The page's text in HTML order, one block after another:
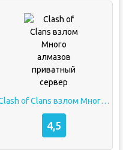
Clash of Clans взлом Много алмазов приватный сервер
4,5